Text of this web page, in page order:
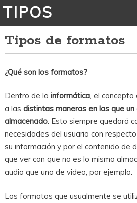
TIPOS
Tipos de formatos
¿Qué son los formatos?
Dentro de la informática, el concepto
a las distintas maneras en las que
almacenado. Esto siempre quedará
necesidades del usuario con
su información y por el contenido de
que ver con que no es lo mismo
audio que uno de video, por ejemplo.
Los formatos que usualmente se